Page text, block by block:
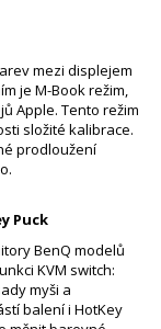
mezi displejem
je M-Book režim,
Apple. Tento režim
složité kalibrace.
prodloužení
Puck
BenQ modelů
KVM switch:
myši a
balení i HotKey